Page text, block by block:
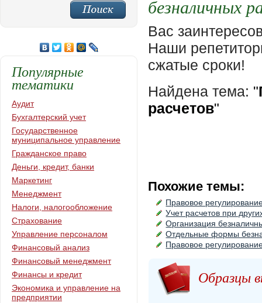
безналичных
Вас
Наши
сжатые сроки!
Найдена тема: "
расчетов"
Похожие темы:
Правовое
Учет расчетов при
Организация
Отдельные формы
Правовое
Образцы
Популярные
тематики
Аудит
Бухгалтерский учет
Государственное
муниципальное управление
Гражданское право
Деньги, кредит, банки
Маркетинг
Менеджмент
Налоги, налогообложение
Страхование
Управление персоналом
Финансовый анализ
Финансовый менеджмент
Финансы и кредит
Экономика и управление на
предприятии